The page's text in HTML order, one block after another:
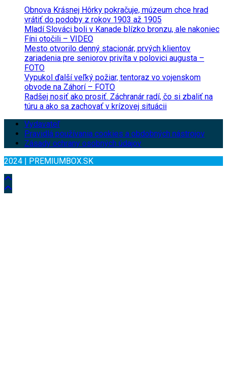
Obnova Krásnej Hôrky pokračuje, múzeum chce hrad
vrátiť do podoby z rokov 1903 až 1905
Mladí Slováci boli v Kanade blízko bronzu, ale nakoniec
Fíni otočili – VIDEO
Mesto otvorilo denný stacionár, prvých klientov
zariadenia pre seniorov privíta v polovici augusta –
FOTO
Vypukol ďalší veľký požiar, tentoraz vo vojenskom
obvode na Záhorí – FOTO
Radšej nosiť ako prosiť. Záchranár radí, čo si zbaliť na
túru a ako sa zachovať v krízovej situácii
Vydavateľ
Pravidlá používania cookies a obdobných nástrojov
Zásady ochrany osobných údajov
2024 | PREMIUMBOX.SK